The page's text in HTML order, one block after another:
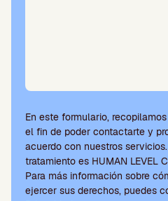
En este formulario,
el fin de poder contactarte y
acuerdo con nuestros
tratamiento es HUMAN LEVEL
Para más información sobre
ejercer sus derechos, puedes